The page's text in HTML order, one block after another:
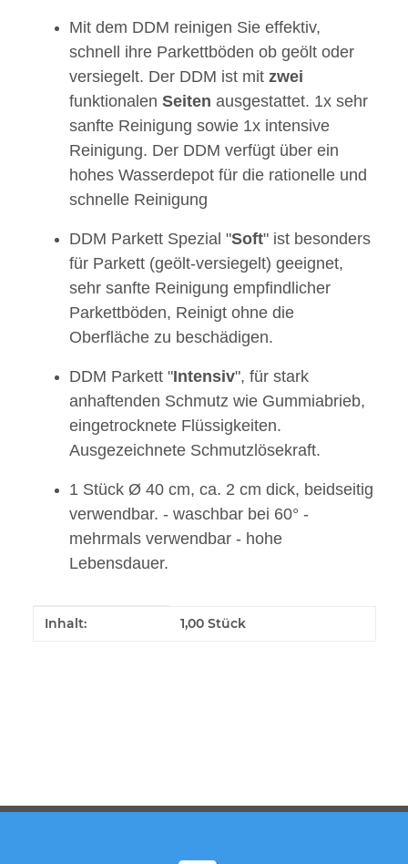
Mit dem DDM reinigen Sie effektiv,
schnell ihre Parkettböden ob geölt oder
versiegelt. Der DDM ist mit zwei
funktionalen Seiten ausgestattet. 1x sehr
sanfte Reinigung sowie 1x intensive
Reinigung. Der DDM verfügt über ein
hohes Wasserdepot für die rationelle und
schnelle Reinigung
DDM Parkett Spezial "Soft" ist besonders
für Parkett (geölt-versiegelt) geeignet,
sehr sanfte Reinigung empfindlicher
Parkettböden, Reinigt ohne die
Oberfläche zu beschädigen.
DDM Parkett "Intensiv", für stark
anhaftenden Schmutz wie Gummiabrieb,
eingetrocknete Flüssigkeiten.
Ausgezeichnete Schmutzlösekraft.
1 Stück Ø 40 cm, ca. 2 cm dick, beidseitig
verwendbar. - waschbar bei 60° -
mehrmals verwendbar - hohe
Lebensdauer.
Produkteigenschaft
Wert
Inhalt: 1,00 Stück